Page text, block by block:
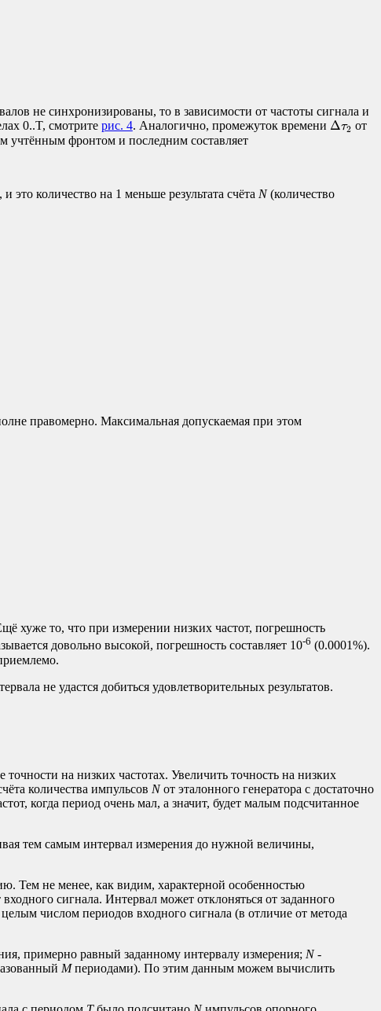
не синхронизированы, то в зависимости от частоты сигнала и
0..T, смотрите рис. 4. Аналогично, промежуток времени Δτ2
Δτ2 от
учтённым фронтом и последним составляет
и это количество на 1 меньше результата счёта N(количество
правомерно. Максимальная допускаемая при этом
хуже то, что при измерении низких частот, погрешность
довольно высокой, погрешность составляет 10-6 (0.0001%).
не удастся добиться удовлетворительных результатов.
на низких частотах. Увеличить точность на низких
количества импульсов Nот эталонного генератора с достаточно
когда период очень мал, а значит, будет малым подсчитанное
тем самым интервал измерения до нужной величины,
Тем не менее, как видим, характерной особенностью
сигнала. Интервал может отклоняться от заданного
числом периодов входного сигнала (в отличие от метода
примерно равный заданному интервалу измерения; N-
Mпериодами). По этим данным можем вычислить